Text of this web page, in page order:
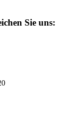
Sie uns: